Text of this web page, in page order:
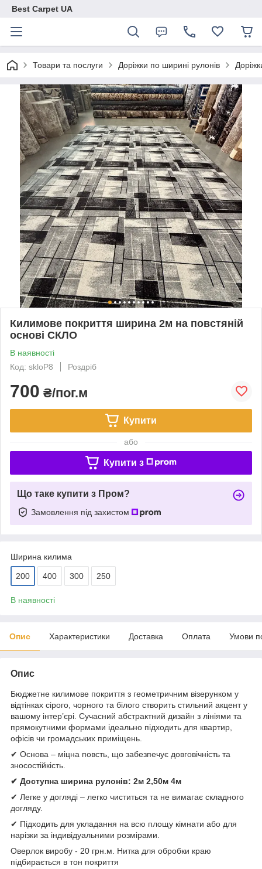
Best Carpet UA
Товари та послуги Доріжки по ширині рулонів
Килимове покриття ширина 2м на повстяній
основі СКЛО
В наявності
Код: skloP8
Роздріб
700 ₴/пог.м
Купити
або
Купити з
Що таке купити з Пром?
Замовлення під захистом
Ширина килима
200 400 300 250
В наявності
Опис Характеристики Доставка Оплата Умови
Опис
Бюджетне килимове покриття з геометричним візерунком у
відтінках сірого, чорного та білого створить стильний акцент у
вашому інтер’єрі. Сучасний абстрактний дизайн з лініями та
прямокутними формами ідеально підходить для квартир,
офісів чи громадських приміщень.
✔ Основа – міцна повсть, що забезпечує довговічність та
зносостійкість.
✔ Доступна ширина рулонів: 2м 2,50м 4м
✔ Легке у догляді – легко чиститься та не вимагає складного
догляду.
✔ Підходить для укладання на всю площу кімнати або для
нарізки за індивідуальними розмірами.
Оверлок виробу - 20 грн.м. Нитка для обробки краю
підбирається в тон покриття